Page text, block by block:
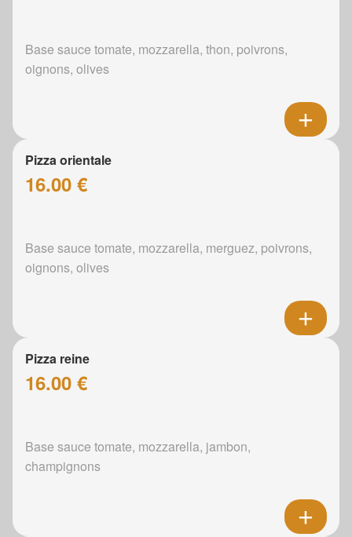
Base sauce tomate, mozzarella, thon, poivrons,
oignons, olives
Pizza orientale
16.00 €
Base sauce tomate, mozzarella, merguez, poivrons,
oignons, olives
Pizza reine
16.00 €
Base sauce tomate, mozzarella, jambon,
champignons